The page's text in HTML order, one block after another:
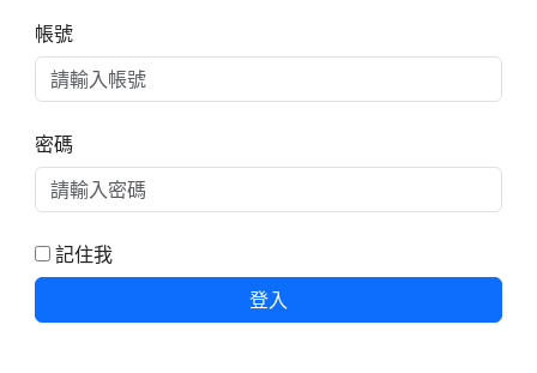
帳號
密碼
記住我
登入